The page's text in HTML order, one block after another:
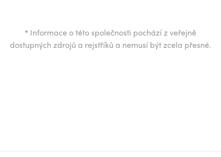
* Informace o této společnosti pochází z veřejně
dostupných zdrojů a rejstříků a nemusí být zcela přesné.